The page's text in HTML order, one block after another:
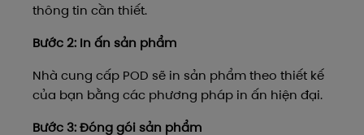
thông tin cần thiết.
Bước 2: In ấn sản phẩm
Nhà cung cấp POD sẽ in sản phẩm theo thiết kế
của bạn bằng các phương pháp in ấn hiện đại.
Bước 3: Đóng gói sản phẩm